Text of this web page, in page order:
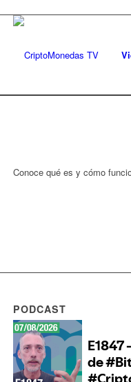
Conoce qué es y cómo
PODCAST